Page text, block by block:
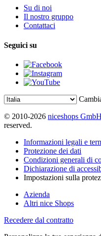
Su di noi
Il nostro gruppo
Contattaci
Seguici su
© 2010-2026 niceshops GmbH
reserved.
Informazioni legali e
Protezione dei dati
Condizioni generali di
Dichiarazione di
Impostazioni sulla
Azienda
Altri nice Shops
Recedere dal contratto